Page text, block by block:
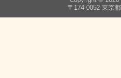
〒174-0052 東京